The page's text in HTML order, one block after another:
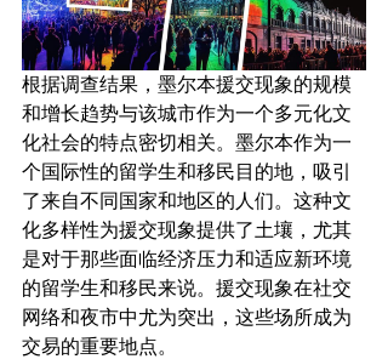
根据调查结果，墨尔本援交现象的规模
和增长趋势与该城市作为一个多元化文
化社会的特点密切相关。墨尔本作为一
个国际性的留学生和移民目的地，吸引
了来自不同国家和地区的人们。这种文
化多样性为援交现象提供了土壤，尤其
是对于那些面临经济压力和适应新环境
的留学生和移民来说。援交现象在社交
网络和夜市中尤为突出，这些场所成为
交易的重要地点。